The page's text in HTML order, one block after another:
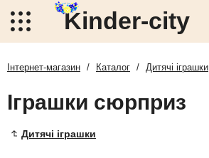
Kinder-city
Інтернет-магазин / Каталог / Дитячі іграшки
Іграшки сюрприз
Дитячі іграшки